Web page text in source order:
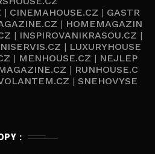
| CINEMAHOUSE.CZ | GASTR
| HOMEMAGAZIN
| INSPIROVANIKRASOU.CZ |
| LUXURYHOUSE
| MENHOUSE.CZ | NEJLEP
| RUNHOUSE.C
| SNEHOVYSE
: